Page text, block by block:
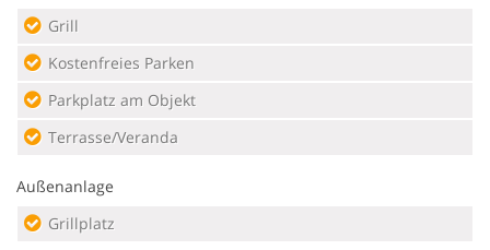
Grill
Kostenfreies Parken
Parkplatz am Objekt
Terrasse/Veranda
Außenanlage
Grillplatz